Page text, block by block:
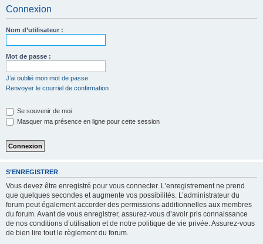
Connexion
Nom d’utilisateur :
Mot de passe :
J’ai oublié mon mot de passe
Renvoyer le courriel de confirmation
Se souvenir de moi
Masquer ma présence en ligne pour cette session
S’ENREGISTRER
Vous devez être enregistré pour vous connecter. L’enregistrement ne prend
que quelques secondes et augmente vos possibilités. L’administrateur du
forum peut également accorder des permissions additionnelles aux membres
du forum. Avant de vous enregistrer, assurez-vous d’avoir pris connaissance
de nos conditions d’utilisation et de notre politique de vie privée. Assurez-vous
de bien lire tout le règlement du forum.